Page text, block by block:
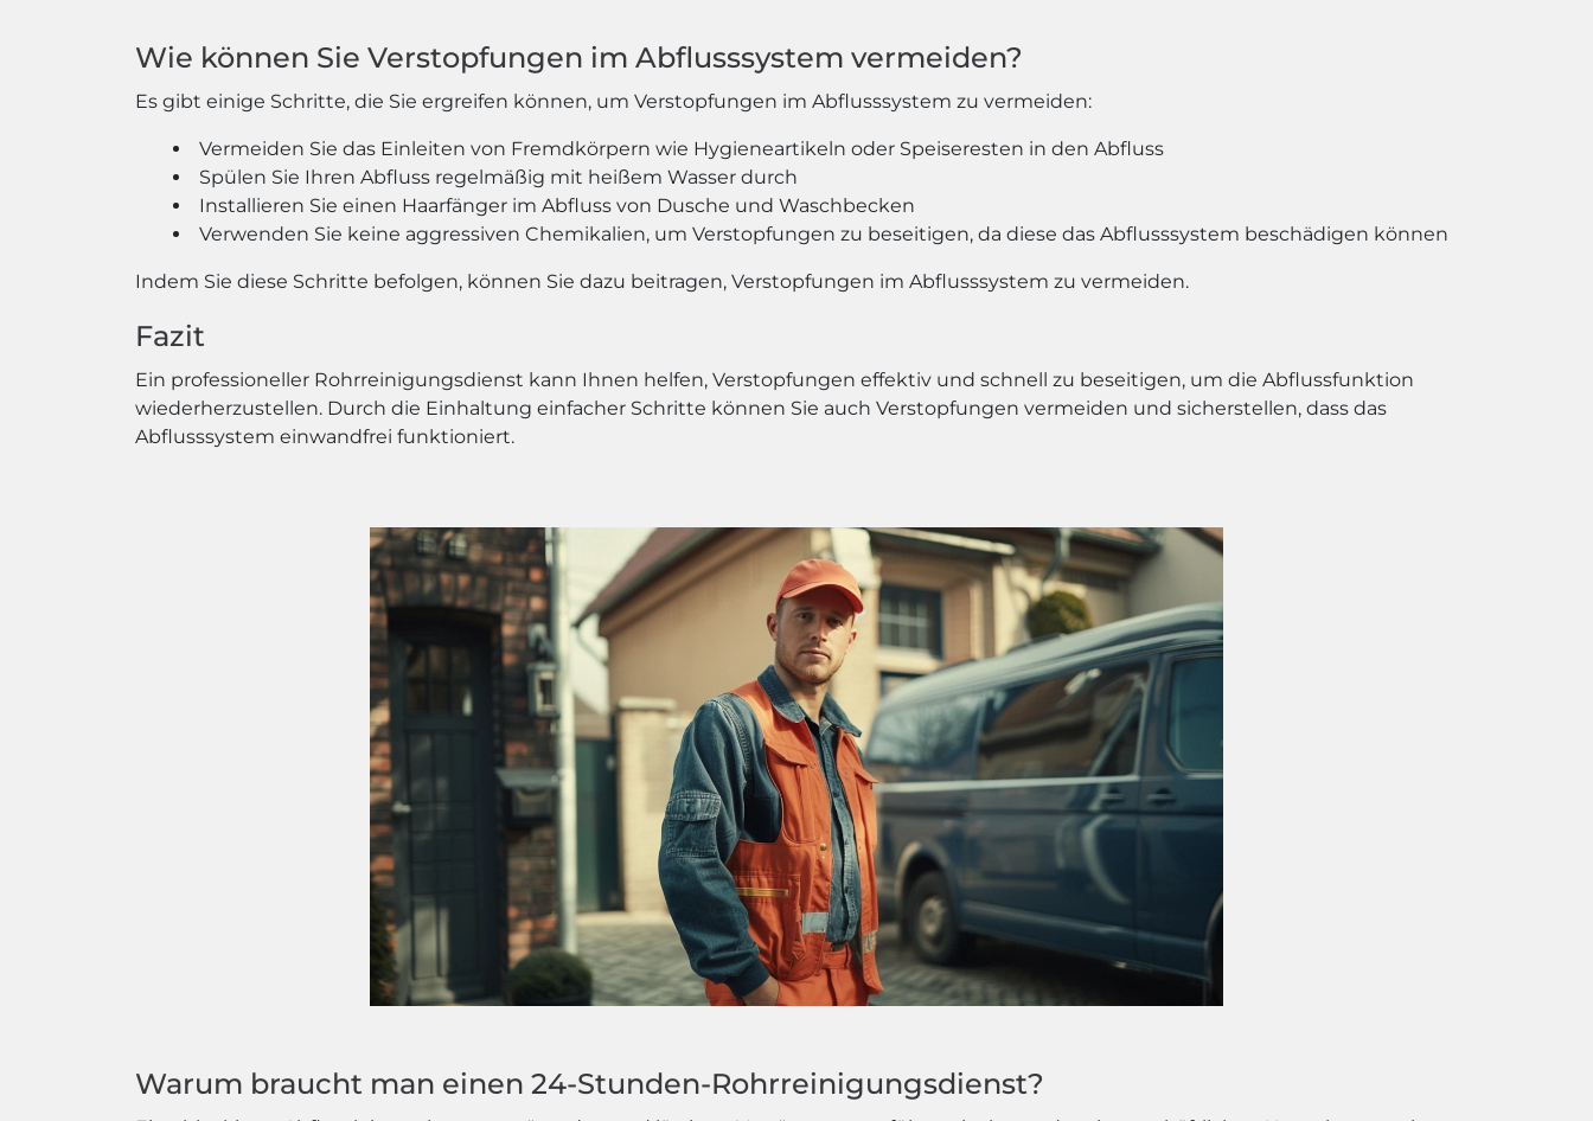
Wie können Sie Verstopfungen im Abflusssystem vermeiden?
Es gibt einige Schritte, die Sie ergreifen können, um Verstopfungen im Abflusssystem zu vermeiden:
Vermeiden Sie das Einleiten von Fremdkörpern wie Hygieneartikeln oder Speiseresten in den Abfluss
Spülen Sie Ihren Abfluss regelmäßig mit heißem Wasser durch
Installieren Sie einen Haarfänger im Abfluss von Dusche und Waschbecken
Verwenden Sie keine aggressiven Chemikalien, um Verstopfungen zu beseitigen, da diese das Abflusssystem beschädigen können
Indem Sie diese Schritte befolgen, können Sie dazu beitragen, Verstopfungen im Abflusssystem zu vermeiden.
Fazit
Ein professioneller Rohrreinigungsdienst kann Ihnen helfen, Verstopfungen effektiv und schnell zu beseitigen, um die Abflussfunktion
wiederherzustellen. Durch die Einhaltung einfacher Schritte können Sie auch Verstopfungen vermeiden und sicherstellen, dass das
Abflusssystem einwandfrei funktioniert.
Warum braucht man einen 24-Stunden-Rohrreinigungsdienst?